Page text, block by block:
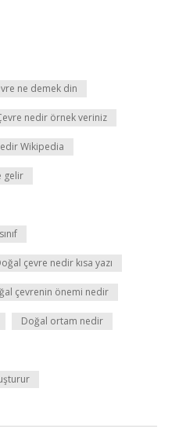
ne demek din
nedir örnek veriniz
Wikipedia
gelir
çevre nedir kısa yazı
çevrenin önemi nedir
Doğal ortam nedir